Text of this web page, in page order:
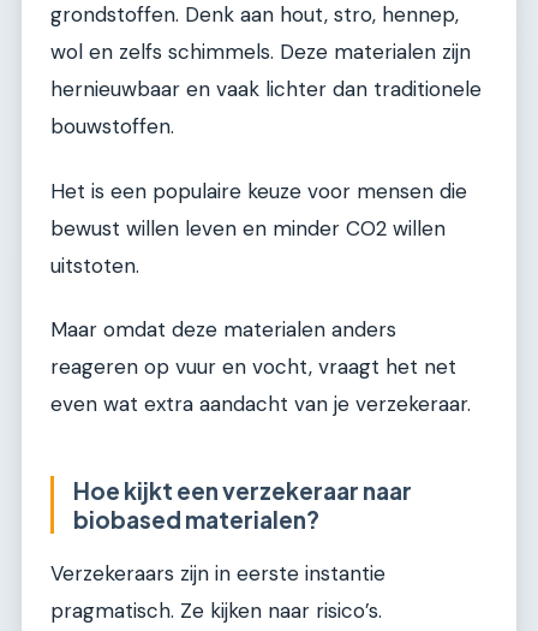
grondstoffen. Denk aan hout, stro, hennep,
wol en zelfs schimmels. Deze materialen zijn
hernieuwbaar en vaak lichter dan traditionele
bouwstoffen.
Het is een populaire keuze voor mensen die
bewust willen leven en minder CO2 willen
uitstoten.
Maar omdat deze materialen anders
reageren op vuur en vocht, vraagt het net
even wat extra aandacht van je verzekeraar.
Hoe kijkt een verzekeraar naar
biobased materialen?
Verzekeraars zijn in eerste instantie
pragmatisch. Ze kijken naar risico’s.